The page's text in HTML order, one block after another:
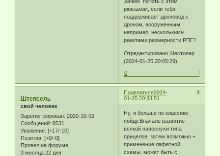
рюкзаком, если тебя
поддерживает дроновод с
дроном, вооруженным,
например, несколькими
ракетами размерности РПГ?
Отредактировано Шестопер
(2024-01-25 20:05:29)
0
Поделиться 3
2024-
01-25 20:33:51
Штепсель
свой человек
Зарегистрирован: 2020-10-02
Сообщений: 8531
Уважение: [+17/-10]
Позитив: [+0/-0]
Провел на форуме:
3 месяца 22 дня
Ну, я больше по классике
пойду.Вначале развитие
всякой навеснухи типа
прицелов, затем возможно +
применение лафетной
схемы, может быть с